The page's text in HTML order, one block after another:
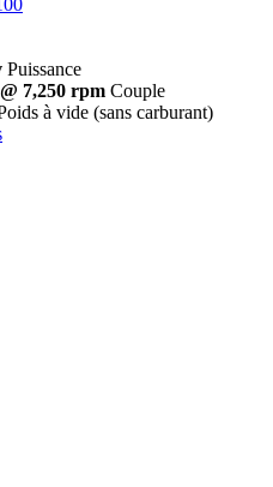
Puissance
7,250 rpm Couple
à vide (sans carburant)